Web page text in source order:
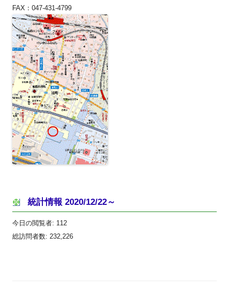
FAX：047-431-4799
統計情報 2020/12/22～
今日の閲覧者: 112
総訪問者数: 232,226